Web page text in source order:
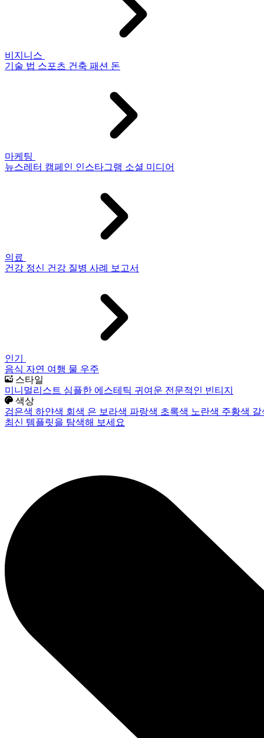
비지니스
기술 법 스포츠 건축 패션 돈
마케팅
뉴스레터 캠페인 인스타그램 소셜 미디어
의료
건강 정신 건강 질병 사례 보고서
인기
음식 자연 여행 물 우주
스타일
미니멀리스트 심플한 에스테틱 귀여운 전문적인 빈티지
색상
검은색 하얀색 회색 은 보라색 파랑색 초록색 노란색 주황색
최신 템플릿을 탐색해 보세요